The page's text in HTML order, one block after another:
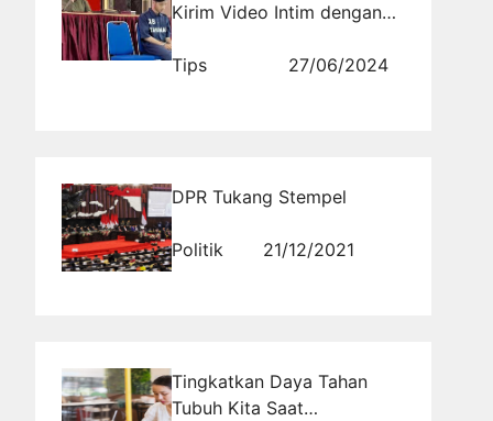
Kirim Video Intim dengan
Direstui
Tips 27/06/2024
DPR Tukang Stempel
Politik 21/12/2021
Tingkatkan Daya Tahan
Tubuh Kita Saat